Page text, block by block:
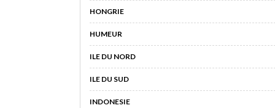
HONGRIE
HUMEUR
ILE DU NORD
ILE DU SUD
INDONESIE